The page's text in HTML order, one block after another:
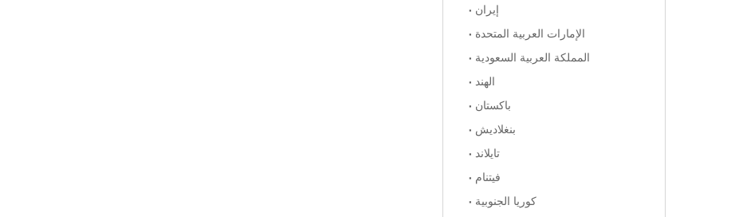
إيران
الإمارات العربية المتحدة
المملكة العربية السعودية
الهند
باكستان
بنغلاديش
تايلاند
فيتنام
كوريا الجنوبية